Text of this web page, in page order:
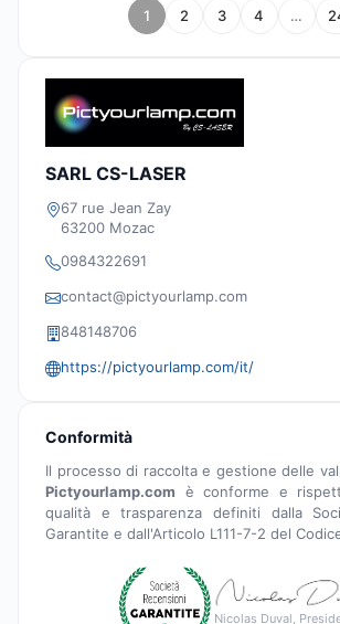
1 2 3 4 …
SARL CS-LASER
67 rue Jean Zay
63200 Mozac
0984322691
contact@pictyourlamp.com
848148706
https://pictyourlamp.com/it/
Conformità
Il processo di raccolta e gestione delle
Pictyourlamp.com è conforme e
qualità e trasparenza definiti dalla
Garantite e dall'Articolo L111-7-2 del
Nicolas Duval,